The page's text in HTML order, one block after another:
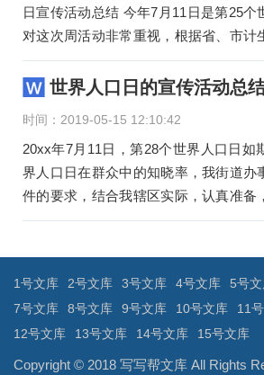
日宣传活动总结 今年7月11日是第25个
对这次周活动非常重视，根据省、市计
行了精心
世界人口日的宣传活动总
时间：2019-05-15 12:10:42
20xx年7月11日，第28个世界人口日如
界人口日在群众中的知晓率，我街道办
件的要求，结合我辖区实际，认真准备
的“7.11”世界人
章
航
1号文库 2号文库 3号文库 4号文库 5号
7号文库
8号文库 9号文库 10号文库
11
12号文库
13号文库 14号文库 15号文库
Copyright © 2018 写写帮文库 All Rights